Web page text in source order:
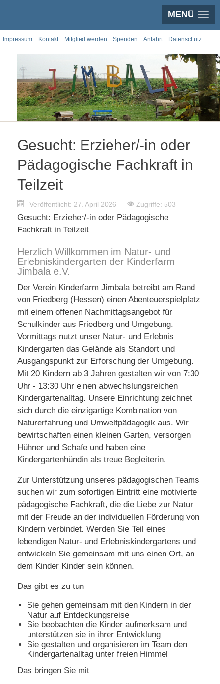
MENÜ
Impressum Kontakt Mitglied werden Spenden Anfahrt Datenschutz
Gesucht: Erzieher/-in oder
Pädagogische Fachkraft in
Teilzeit
Veröffentlicht: 27. April 2026 Zugriffe: 503
Gesucht: Erzieher/-in oder Pädagogische
Fachkraft in Teilzeit
Herzlich Willkommen im Natur- und
Erlebniskindergarten der Kinderfarm
Jimbala e.V.
Der Verein Kinderfarm Jimbala betreibt am Rand
von Friedberg (Hessen) einen Abenteuerspielplatz
mit einem offenen Nachmittagsangebot für
Schulkinder aus Friedberg und Umgebung.
Vormittags nutzt unser Natur- und Erlebnis
Kindergarten das Gelände als Standort und
Ausgangspunkt zur Erforschung der Umgebung.
Mit 20 Kindern ab 3 Jahren gestalten wir von 7:30
Uhr - 13:30 Uhr einen abwechslungsreichen
Kindergartenalltag. Unsere Einrichtung zeichnet
sich durch die einzigartige Kombination von
Naturerfahrung und Umweltpädagogik aus. Wir
bewirtschaften einen kleinen Garten, versorgen
Hühner und Schafe und haben eine
Kindergartenhündin als treue Begleiterin.
Zur Unterstützung unseres pädagogischen Teams
suchen wir zum sofortigen Eintritt eine motivierte
pädagogische Fachkraft, die die Liebe zur Natur
mit der Freude an der individuellen Förderung von
Kindern verbindet. Werden Sie Teil eines
lebendigen Natur- und Erlebniskindergartens und
entwickeln Sie gemeinsam mit uns einen Ort, an
dem Kinder Kinder sein können.
Das gibt es zu tun
Sie gehen gemeinsam mit den Kindern in der
Natur auf Entdeckungsreise
Sie beobachten die Kinder aufmerksam und
unterstützen sie in ihrer Entwicklung
Sie gestalten und organisieren im Team den
Kindergartenalltag unter freien Himmel
Das bringen Sie mit